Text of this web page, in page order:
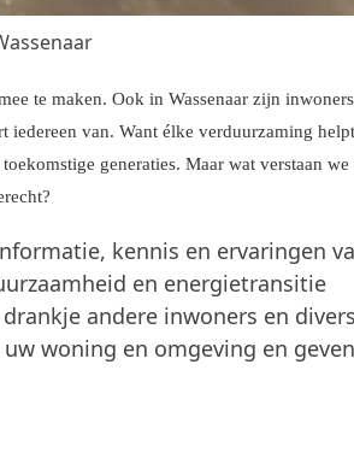
te maken. Ook in Wassenaar zijn
van. Want élke verduurzaming
generaties. Maar wat verstaan we
kennis en ervaringen
en energietransitie
andere inwoners en
woning en omgeving en